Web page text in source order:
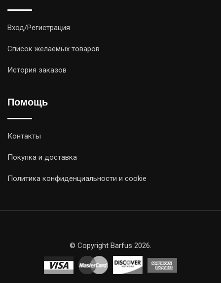
Вход/Регистрация
Список желаемых товаров
История заказов
Помощь
Контакты
Покупка и доставка
Политика конфиденциальности и cookie
© Copyright Barfus 2026.